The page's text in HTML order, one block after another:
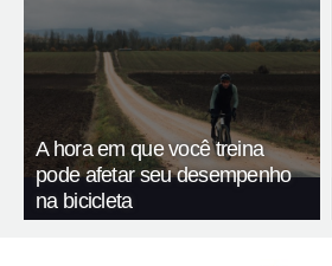
A hora em que você treina
pode afetar seu desempenho
na bicicleta